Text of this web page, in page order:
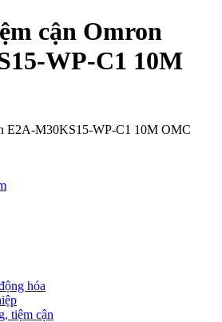
cận Omron
WP-C1 10M
E2A-M30KS15-WP-C1 10M OMC
hóa
tiệm cận